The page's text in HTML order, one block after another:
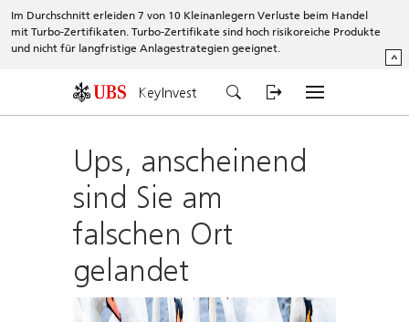
Im Durchschnitt erleiden 7 von 10 Kleinanlegern Verluste beim Handel
mit Turbo-Zertifikaten. Turbo-Zertifikate sind hoch risikoreiche Produkte
und nicht für langfristige Anlagestrategien geeignet.
^
KeyInvest
Ups, anscheinend
sind Sie am
falschen Ort
gelandet